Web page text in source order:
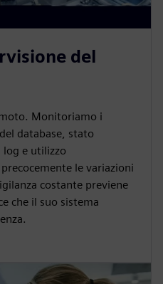
del
Monitoriamo i
database, stato
log e utilizzo
le variazioni
costante previene
che il suo sistema